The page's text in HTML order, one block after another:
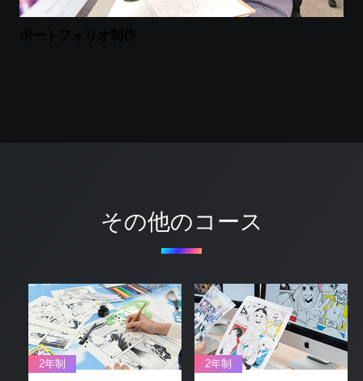
その他のコース
2年制 2年制